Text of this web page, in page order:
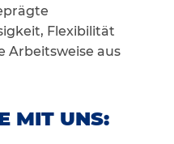
Flexibilität
Arbeitsweise aus
MIT UNS: